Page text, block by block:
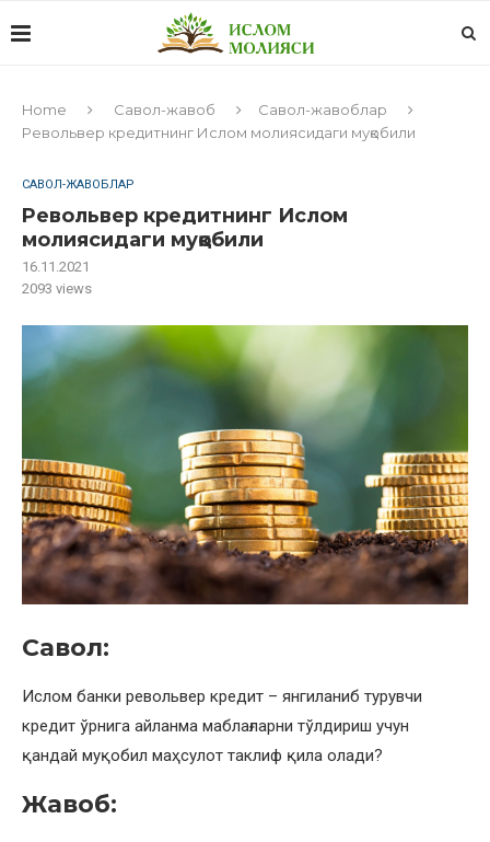
Home Савол-жавоб
Савол-жавоблар
Pевольвер кредитнинг Ислом молиясидаги муқобили
САВОЛ-ЖАВОБЛАР
Pевольвер кредитнинг Ислом
молиясидаги муқобили
16.11.2021
2093 views
Савол:
Ислом банки револьвер кредит – янгиланиб турувчи
кредит ўрнига айланма маблағларни тўлдириш учун
қандай муқобил маҳсулот таклиф қила олади?
Жавоб: